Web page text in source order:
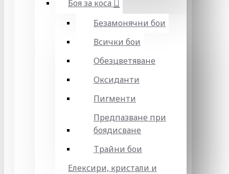
Боя за коса
Безамонячни бои
Всички бои
Обезцветяване
Оксиданти
Пигменти
Предпазване при
боядисване
Трайни бои
Елексири, кристали и